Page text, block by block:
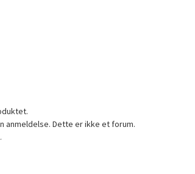
anmeldelse. Dette er ikke et forum.